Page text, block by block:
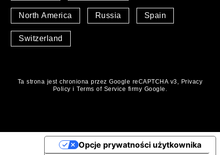
North America Russia Spain
Switzerland
Ta strona jest chroniona przez Google reCAPTCHA v3, Privacy
Policy iTerms of Service firmy Google.
Opcje prywatności użytkownika